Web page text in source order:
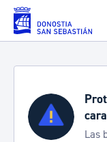
Saltar al contenido
Las